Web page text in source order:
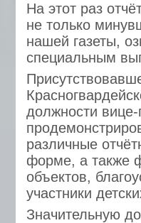
На этот раз
не только
нашей газеты,
специальным
должности
различные
форме, а также
объектов,
участники
Значительную